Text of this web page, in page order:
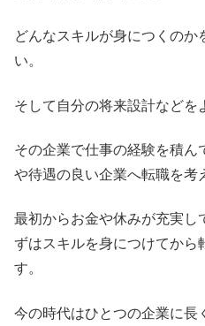
どんなスキルが身につくのか
い。
そして自分の将来設計などを
その企業で仕事の経験を積
や待遇の良い企業へ転職を考
最初からお金や休みが充実し
ずはスキルを身につけてから
す。
今の時代はひとつの企業に長